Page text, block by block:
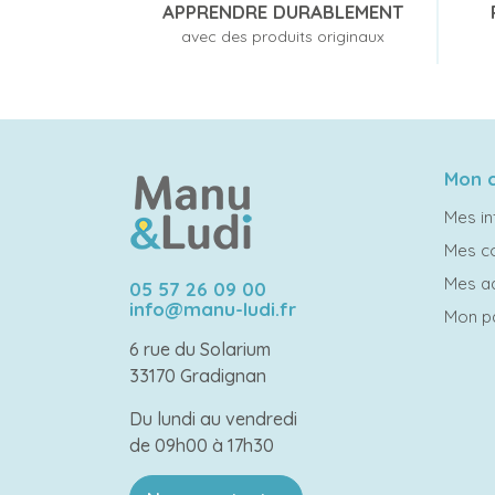
APPRENDRE DURABLEMENT
avec des produits originaux
05 57 26 09 00
info@manu-ludi.fr
6 rue du Solarium
33170 Gradignan
Du lundi au vendredi
de 09h00 à 17h30
Mon
Mes
Mes
Mes
Mon